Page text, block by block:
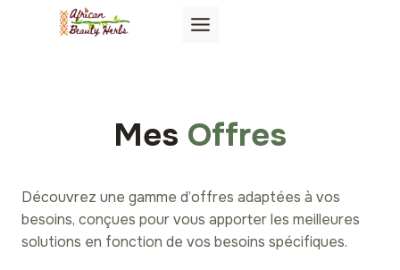
Mes Offres
Découvrez une gamme d’offres adaptées à vos
besoins, conçues pour vous apporter les meilleures
solutions en fonction de vos besoins spécifiques.